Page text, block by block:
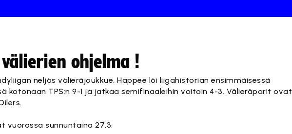
ohjelma !
neljäs välieräjoukkue. Happee löi liigahistorian ensimmäisessä
kotonaan TPS:n 9-1 ja jatkaa semifinaaleihin voitoin 4-3. Välieräparit ovat
vuorossa sunnuntaina 27.3.